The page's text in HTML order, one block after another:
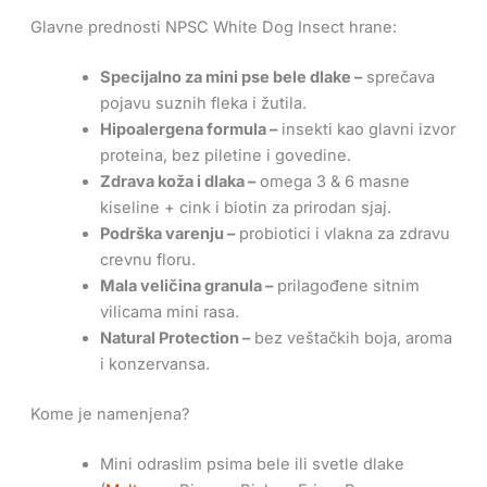
Glavne prednosti NPSC White Dog Insect hrane:
Specijalno za mini pse bele dlake –sprečava
pojavu suznih fleka i žutila.
Hipoalergena formula –insekti kao glavni izvor
proteina, bez piletine i govedine.
Zdrava koža i dlaka –omega 3 & 6 masne
kiseline + cink i biotin za prirodan sjaj.
Podrška varenju –probiotici i vlakna za zdravu
crevnu floru.
Mala veličina granula –prilagođene sitnim
vilicama mini rasa.
Natural Protection –bez veštačkih boja, aroma
i konzervansa.
Kome je namenjena?
Mini odraslim psima bele ili svetle dlake